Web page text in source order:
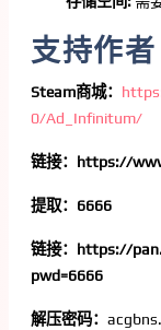
支持作者
Steam商城：
0/Ad_Infinitum/
链接：https://
提取：6666
链接：https://
pwd=6666
解压密码：